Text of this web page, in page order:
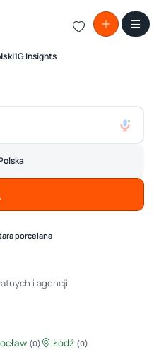
1G Insights
porcelana
i agencji
(0) Łódź (0)